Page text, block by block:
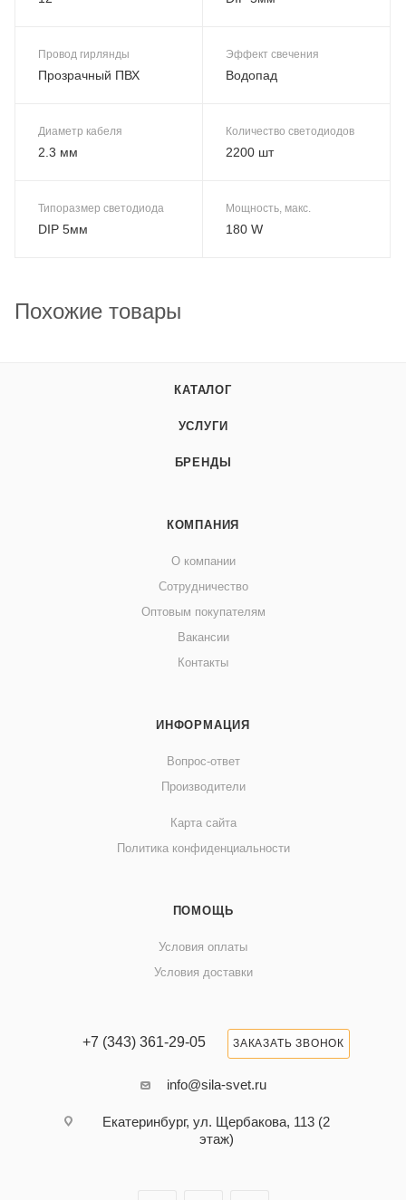
Провод гирлянды
Прозрачный ПВХ
Эффект свечения
Водопад
Диаметр кабеля
2.3 мм
Количество светодиодов
2200 шт
Типоразмер светодиода
DIP 5мм
Мощность, макс.
180 W
Похожие товары
КАТАЛОГ
УСЛУГИ
БРЕНДЫ
КОМПАНИЯ
О компании
Сотрудничество
Оптовым покупателям
Вакансии
Контакты
ИНФОРМАЦИЯ
Вопрос-ответ
Производители
Карта сайта
Политика конфиденциальности
ПОМОЩЬ
Условия оплаты
Условия доставки
+7 (343) 361-29-05 ЗАКАЗАТЬ ЗВОНОК
info@sila-svet.ru
Екатеринбург, ул. Щербакова, 113 (2
этаж)